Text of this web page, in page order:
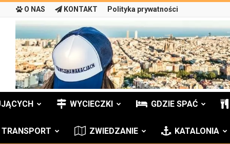
O NAS KONTAKT Polityka prywatności
WYCIECZKI GDZIE SPAĆ
TRANSPORT ZWIEDZANIE KATALONIA